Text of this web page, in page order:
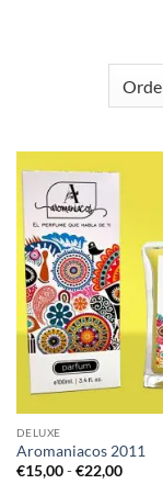
DELUXE
Aromaniacos 2011
€15,00 - €22,00Rango